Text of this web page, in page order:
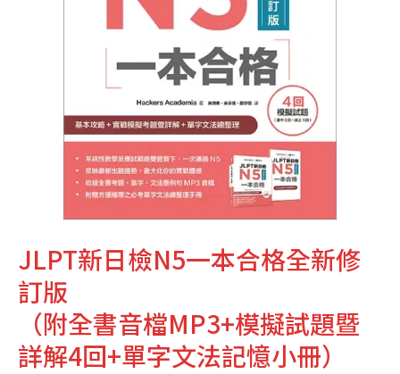
JLPT新日檢N5一本合格全新修
訂版
（附全書音檔MP3+模擬試題暨
詳解4回+單字文法記憶小冊）